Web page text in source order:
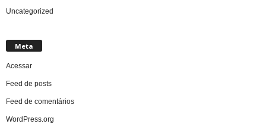
Uncategorized
Meta
Acessar
Feed de posts
Feed de comentários
WordPress.org